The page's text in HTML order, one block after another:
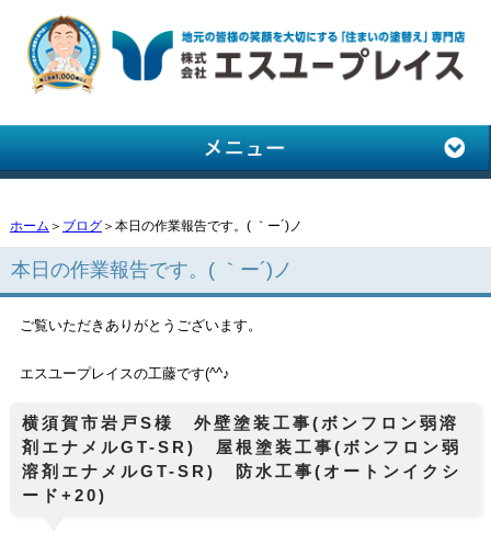
ホーム ＞ ブログ＞本日の作業報告です。( ｀ー´)ノ
本日の作業報告です。( ｀ー´)ノ
ご覧いただきありがとうございます。
エスユープレイスの工藤です(^^♪
横須賀市岩戸S様 外壁塗装工事(ボンフロン弱溶
剤エナメルGT-SR) 屋根塗装工事(ボンフロン弱
溶剤エナメルGT-SR) 防水工事(オートンイクシ
ード+20)